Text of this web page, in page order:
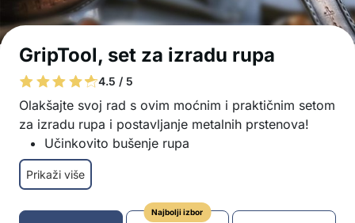
GripTool, set za izradu rupa
4.5 / 5
Olakšajte svoj rad s ovim moćnim i praktičnim setom
za izradu rupa i postavljanje metalnih prstenova!
Učinkovito bušenje rupa
Set je prikladan za kožu, platno, PVC i druge
materijale
Ergonomski dizajn ručke za jednostavnu
Prikaži više
Najbolji izbor